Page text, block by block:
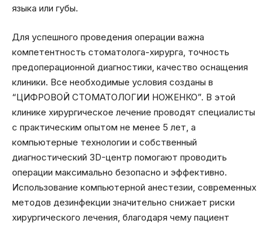
языка или губы.
Для успешного проведения операции важна
компетентность стоматолога-хирурга, точность
предоперационной диагностики, качество оснащения
клиники. Все необходимые условия созданы в
“ЦИФРОВОЙ СТОМАТОЛОГИИ НОЖЕНКО”. В этой
клинике хирургическое лечение проводят специалисты
с практическим опытом не менее 5 лет, а
компьютерные технологии и собственный
диагностический 3D-центр помогают проводить
операции максимально безопасно и эффективно.
Использование компьютерной анестезии, современных
методов дезинфекции значительно снижает риски
хирургического лечения, благодаря чему пациент